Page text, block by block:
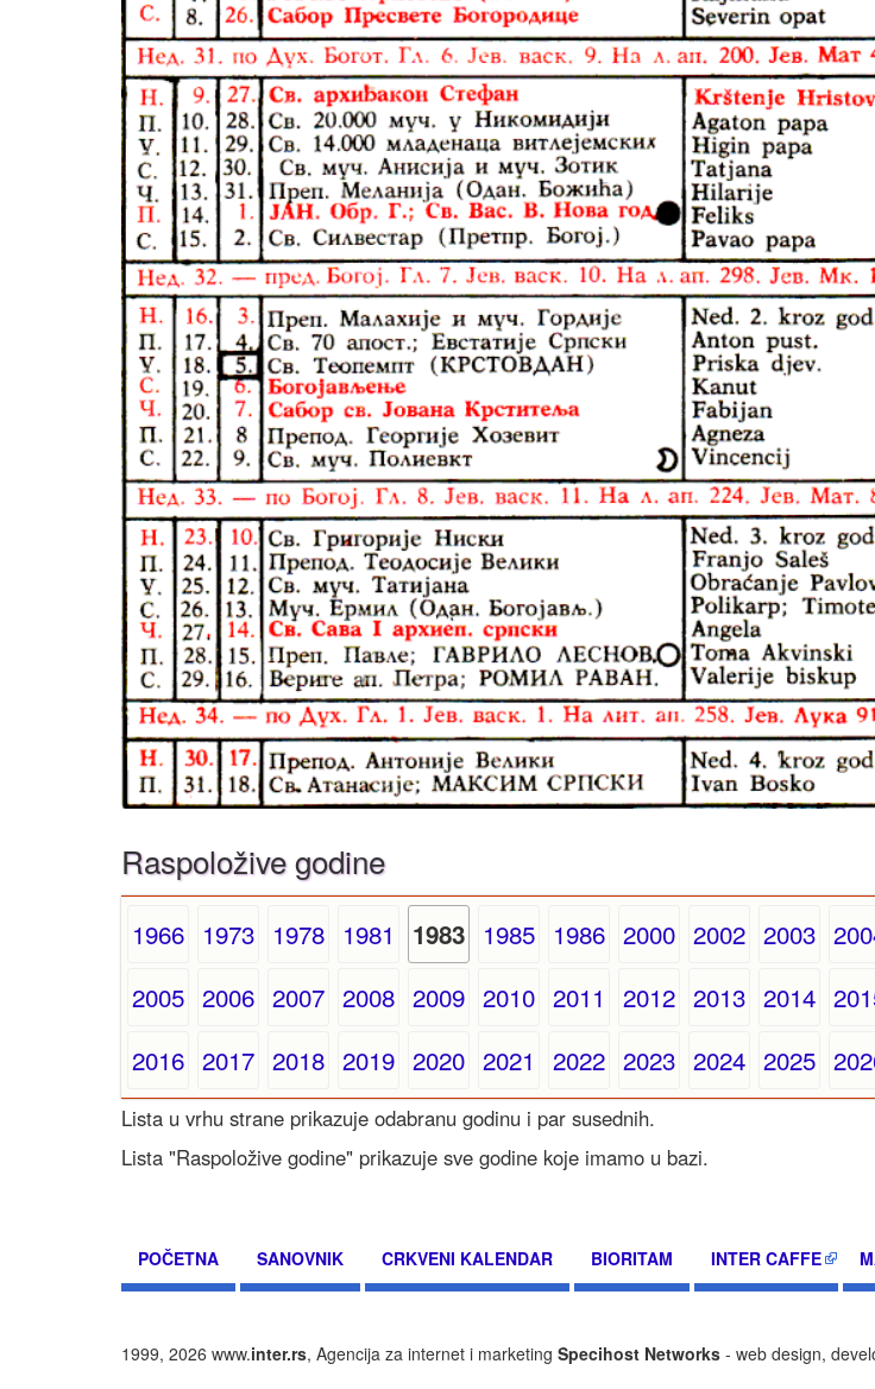
Raspoložive godine
1966 1973 1978 1981 1983 1985 1986 2000 2002 2003
2005 2006 2007 2008 2009 2010 2011 2012 2013 2014
2016 2017 2018 2019 2020 2021 2022 2023 2024 2025
Lista u vrhu strane prikazuje odabranu godinu i par susednih.
Lista "Raspoložive godine" prikazuje sve godine koje imamo u bazi.
POČETNA SANOVNIK CRKVENI KALENDAR BIORITAM INTER CAFFE
1999, 2026 www.inter.rs, Agencija za internet i marketing Specihost Networks - web design,